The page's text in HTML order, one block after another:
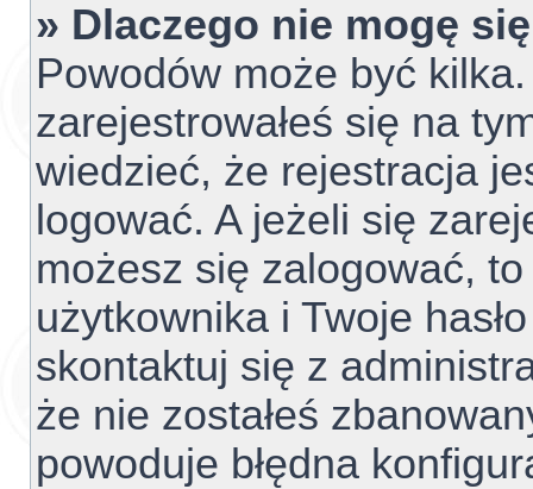
» Dlaczego nie mogę
Powodów może być
zarejestrowałeś się na
wiedzieć, że rejestracja
logować. A jeżeli się
możesz się zalogować,
użytkownika i Twoje
skontaktuj się z
że nie zostałeś
powoduje błędna